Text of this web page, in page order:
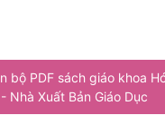
bộ PDF sách giáo khoa
Nhà Xuất Bản Giáo Dục